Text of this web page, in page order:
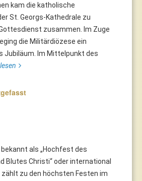
kam die katholische
St. Georgs-Kathedrale zu
zusammen. Im Zuge
die Militärdiözese ein
Jubiläum. Im Mittelpunkt des
als „Hochfest des
Blutes Christi“ oder international
zählt zu den höchsten Festen im